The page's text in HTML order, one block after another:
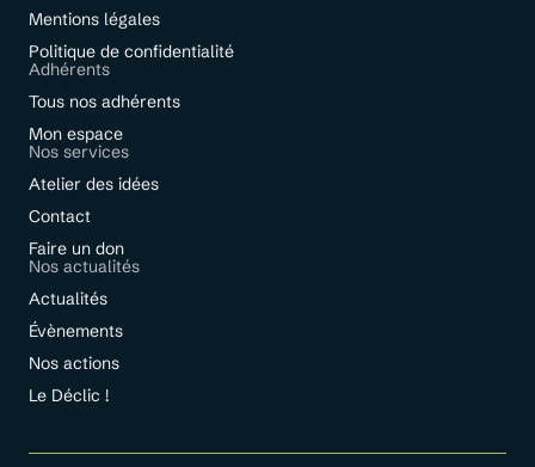
Mentions légales
Politique de confidentialité
Adhérents
Tous nos adhérents
Mon espace
Nos services
Atelier des idées
Contact
Faire un don
Nos actualités
Actualités
Évènements
Nos actions
Le Déclic !